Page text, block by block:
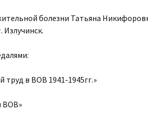
болезни Татьяна
Излучинск.
труд в ВОВ 1941-1945гг.»
ВОВ»